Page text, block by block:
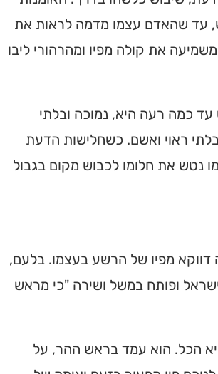
עד שהאדם עצמו מדמה לראות את
את קולה מפיו ומהרהורי ליבו
כמה רעה היא, נמוכה ובלתי
ראוי ואשם. כשחלישות הדעת
נטש את חלומו לכבוש מקום בגבול
מפיו של הרשע בעצמו. בלעם,
ופותח במשל ושירה "כי מראש
הכל. הוא עמד בראש ההר, על